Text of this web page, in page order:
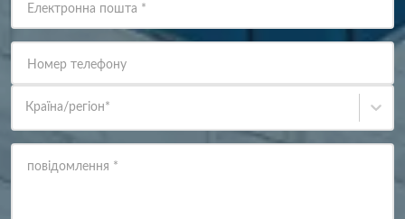
Електронна пошта *
Номер телефону
Країна/регіон*
повідомлення *